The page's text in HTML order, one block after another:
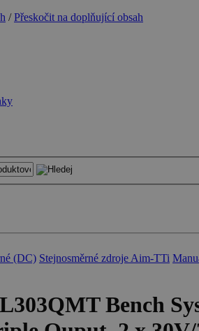
/Přeskočit na doplňující obsah
(DC) Stejnosměrné zdroje Aim-TTi
Bench